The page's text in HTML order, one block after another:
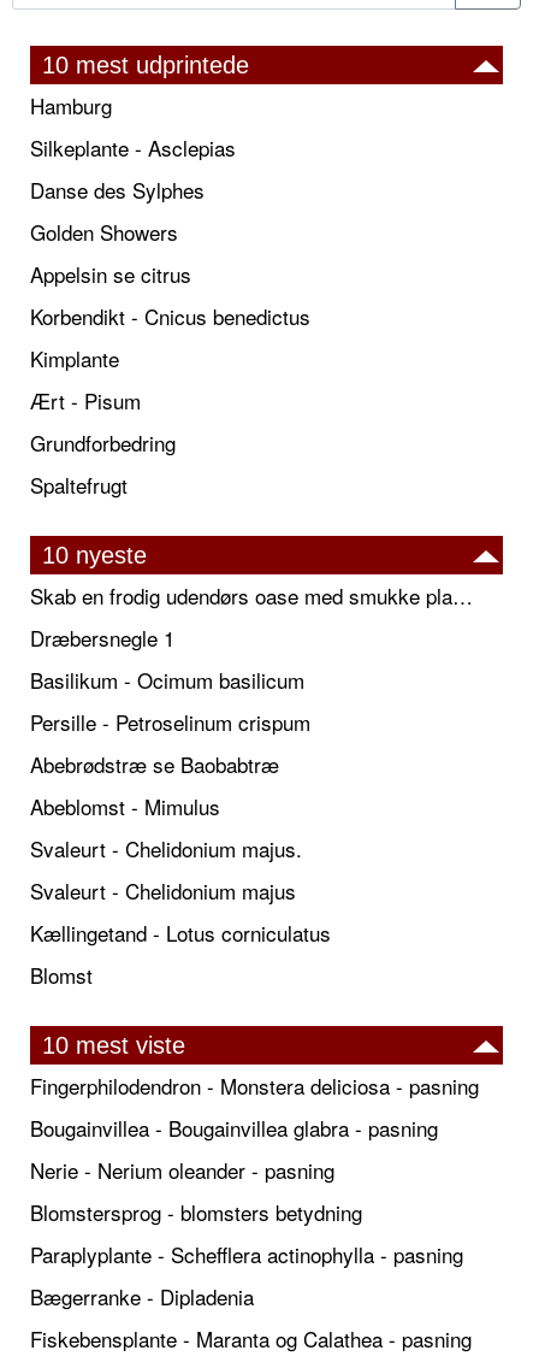
10 mest udprintede
Hamburg
Silkeplante - Asclepias
Danse des Sylphes
Golden Showers
Appelsin se citrus
Korbendikt - Cnicus benedictus
Kimplante
Ært - Pisum
Grundforbedring
Spaltefrugt
10 nyeste
Skab en frodig udendørs oase med smukke plantekrukker og elegante espalier
Dræbersnegle 1
Basilikum - Ocimum basilicum
Persille - Petroselinum crispum
Abebrødstræ se Baobabtræ
Abeblomst - Mimulus
Svaleurt - Chelidonium majus.
Svaleurt - Chelidonium majus
Kællingetand - Lotus corniculatus
Blomst
10 mest viste
Fingerphilodendron - Monstera deliciosa - pasning
Bougainvillea - Bougainvillea glabra - pasning
Nerie - Nerium oleander - pasning
Blomstersprog - blomsters betydning
Paraplyplante - Schefflera actinophylla - pasning
Bægerranke - Dipladenia
Fiskebensplante - Maranta og Calathea - pasning